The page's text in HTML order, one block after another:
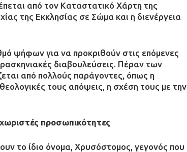
από τον Καταστατικό Χάρτη της
της Εκκλησίας σε Σώμα και η διενέργεια
ψήφων για να προκριθούν στις επόμενες
διαβουλεύσεις. Πέραν των
από πολλούς παράγοντες, όπως η
τους απόψεις, η σχέση τους με την
προσωπικότητες
το ίδιο όνομα, Χρυσόστομος, γεγονός που